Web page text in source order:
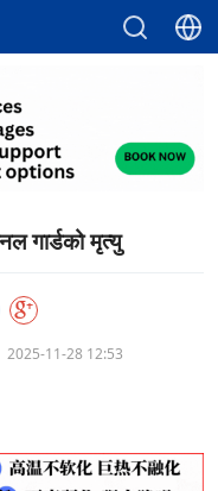
गार्डको मृत्यु
2025-11-28 12:53